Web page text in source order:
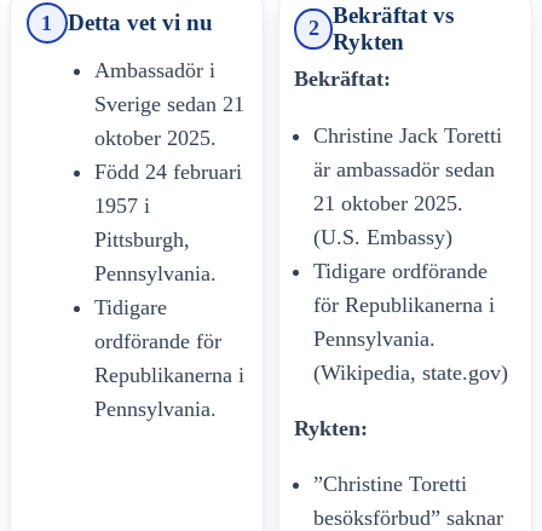
1 Detta vet vi nu
Ambassadör i
Sverige sedan 21
oktober 2025.
Född 24 februari
1957 i
Pittsburgh,
Pennsylvania.
Tidigare
ordförande för
Republikanerna i
Pennsylvania.
2
Bekräftat vs
Rykten
Bekräftat:
Christine Jack Toretti
är ambassadör sedan
21 oktober 2025.
(U.S. Embassy)
Tidigare ordförande
för Republikanerna i
Pennsylvania.
(Wikipedia, state.gov)
Rykten:
”Christine Toretti
besöksförbud” saknar